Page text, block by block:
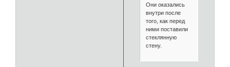
Они оказались
внутри после
того, как перед
ними поставили
стеклянную
стену.